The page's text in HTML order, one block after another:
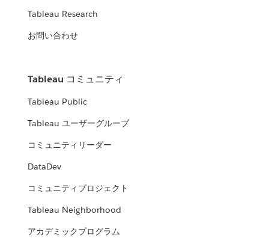
Tableau Research
お問い合わせ
Tableau コミュニティ
Tableau Public
Tableau ユーザーグループ
コミュニティリーダー
DataDev
コミュニティプロジェクト
Tableau Neighborhood
アカデミックプログラム